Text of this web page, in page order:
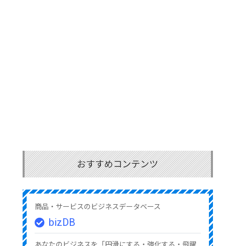
おすすめコンテンツ
商品・サービスのビジネスデータベース
bizDB